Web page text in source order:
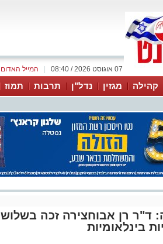
המייל האדום 07 אוגוסט 2026 / 08:40
קהילה מגזין נדל"ן תרבות תמוז
ד"ר רן אבוחצירה זכה בשלוש
בינלאומיות